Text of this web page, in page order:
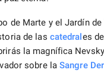
de Marte y el Jardín de
de las catedrales
la magnífica
sobre laSangre